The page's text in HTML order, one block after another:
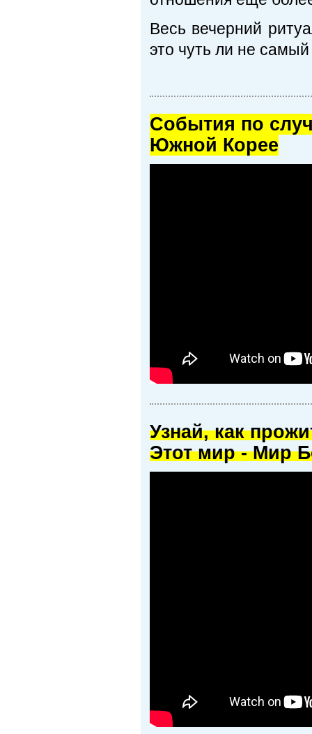
Весь вечерний
это чуть ли не
Cобытия по
Южной Корее
Узнай, как
Этот мир - Мир